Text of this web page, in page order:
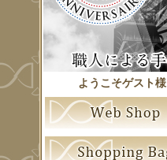
ようこそゲスト様